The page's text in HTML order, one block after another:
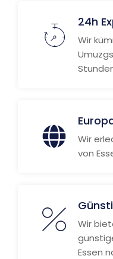
24h
Wir
Wir
von
Wir
Essen